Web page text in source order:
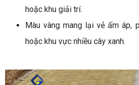
hoặc khu giải trí.
Màu vàng mang lại vẻ ấm áp,
hoặc khu vực nhiều cây xanh.